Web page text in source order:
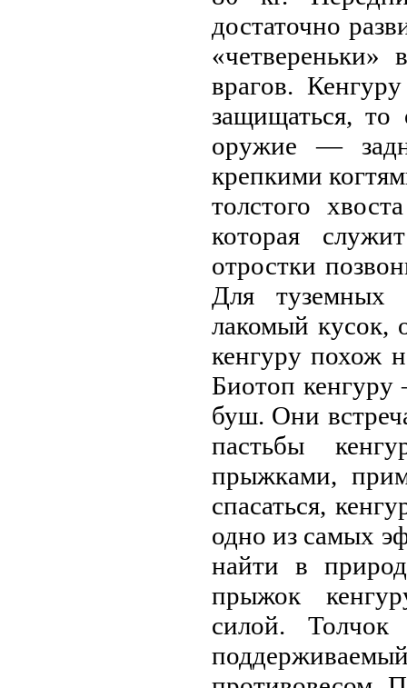
достаточно
врагoв.
защищаться,
оружие —
крепкими
толстого
которая
отростки
Для туземных
лакомый кусок,
кенгуру похож
Биотоп
буш. Они
пастьбы
прыжками,
спасаться,
одно из самых
найти в
прыжок
силой. Толчок